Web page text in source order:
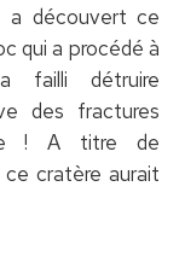
a découvert ce
qui a procédé à
failli détruire
des fractures
! A titre de
ce cratère aurait